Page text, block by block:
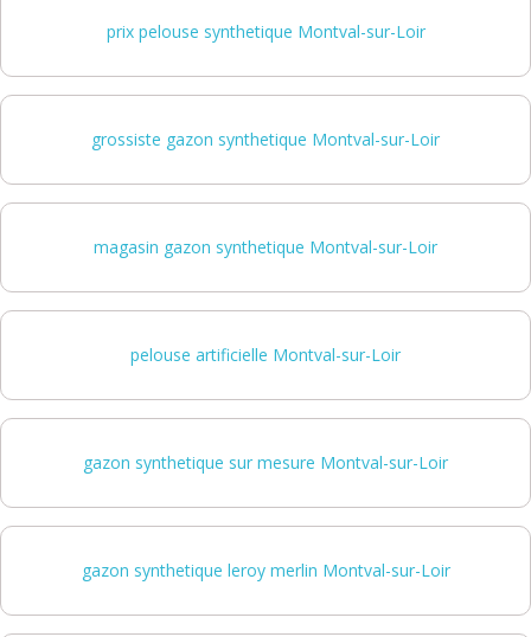
prix pelouse synthetique Montval-sur-Loir
grossiste gazon synthetique Montval-sur-Loir
magasin gazon synthetique Montval-sur-Loir
pelouse artificielle Montval-sur-Loir
gazon synthetique sur mesure Montval-sur-Loir
gazon synthetique leroy merlin Montval-sur-Loir